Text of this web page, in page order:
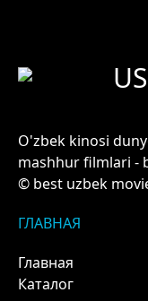
O'zbek kinosi
mashhur filmlari -
© best uzbek
ГЛАВНАЯ
Главная
Каталог